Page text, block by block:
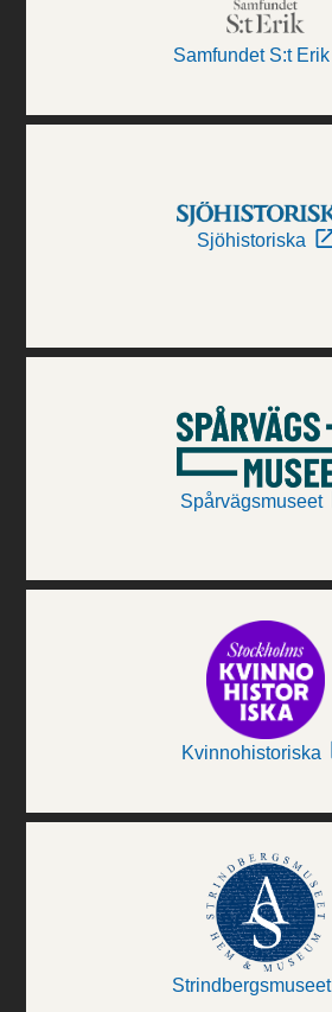
Samfundet S:t Erik
Sjöhistoriska
Spårvägsmuseet
Kvinnohistoriska
Strindbergsmuseet